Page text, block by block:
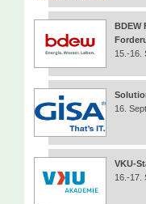
BDEW
15.-16.
16.
VKU-
16.-17.